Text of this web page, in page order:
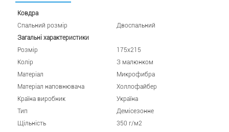
Ковдра
Спальний розмір
Двоспальний
Загальні характеристики
Розмір
175х215
Колір
З малюнком
Матеріал
Микрофибра
Матеріал наповнювача
Холлофайбер
Країна виробник
Україна
Тип
Демісезонне
Щільність
350 г/м2